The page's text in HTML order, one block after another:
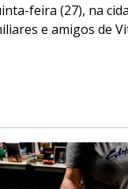
feira (27), na
e amigos de